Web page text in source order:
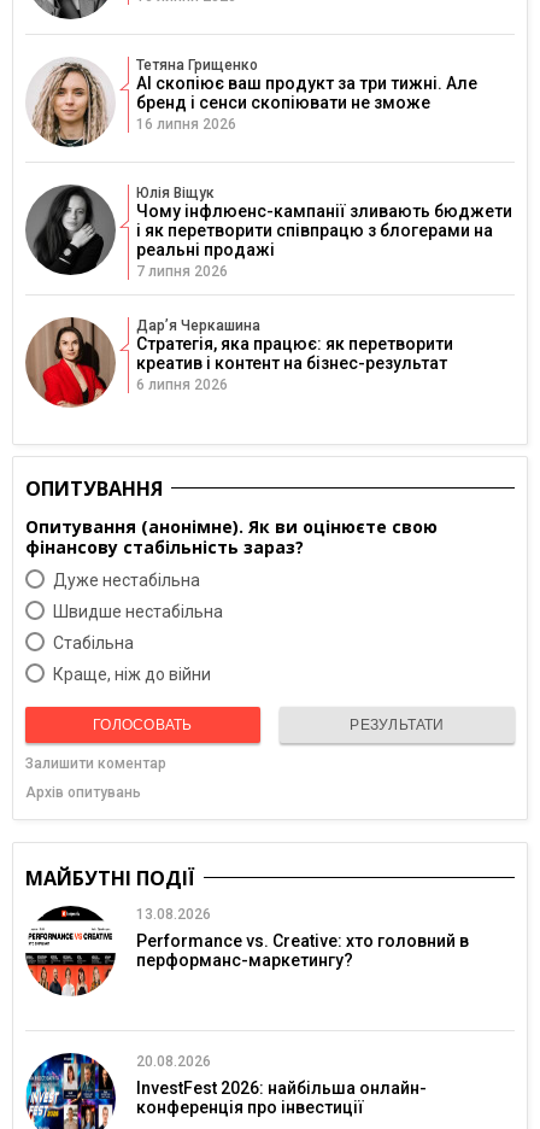
Тетяна Грищенко
AI скопіює ваш продукт за три тижні. Але
бренд і сенси скопіювати не зможе
16 липня 2026
Юлія Віщук
Чому інфлюенс-кампанії зливають бюджети
і як перетворити співпрацю з блогерами на
реальні продажі
7 липня 2026
Дарʼя Черкашина
Стратегія, яка працює: як перетворити
креатив і контент на бізнес-результат
6 липня 2026
ОПИТУВАННЯ
Опитування (анонімне). Як ви оцінюєте свою
фінансову стабільність зараз?
Дуже нестабільна
Швидше нестабільна
Cтабільна
Краще, ніж до війни
ГОЛОСОВАТЬ РЕЗУЛЬТАТИ
Залишити коментар
Архів опитувань
МАЙБУТНІ ПОДІЇ
13.08.2026
Performance vs. Creative: хто головний в
перформанс-маркетингу?
20.08.2026
InvestFest 2026: найбільша онлайн-
конференція про інвестиції